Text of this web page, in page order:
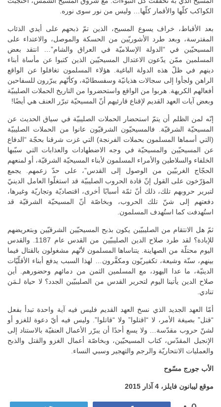
الكواكب كلّها والأقمار كلّها… وليس من نور سوى نوره.
بعد الأقباط، خراف يسوع المسيح، الذين تمّ ذبحهم على أيدي الذئاب
المفترسة، وبعد طرد الأشوريّين من الحسكة والموصل، والاعتداء على
المسيحيّين في “الدولة الإسلاميّة في العراق والشام”… انتقد بعض
المسلمين ممّن يدّعون الاعتدال المسيحيّين الذين كتبوا عن مأساة أبناء
دينهم في ظلّ هذه الدولة الباغية. هؤلاء المسلمون تغافلوا عن الواقع
الراهن ولجأوا إلى سجالات هذيانيّة وسفسطائيّة، وكأنّهم يبرّرون للسفاحين
أفعالهم الكريهة. هربوا من الواقع واستحضروا من التاريخ الحملات الصليبيّة
وبعض آيات العهد القديم لإقناع قارئيهم أنّ المسيحيّة تبرّر العنف هي أيضًا!
إنّه لمن الظلم أن يتمّ استحضار الحملات الصليبيّة في سياق الحديث عن
المسيحيّة الشرقيّة. فالمسيحيّون الشرقيّون عانوا من الحملات الصليبيّة
(التي أسماها المسلمون بحملات الفرنجة) التي غزت شرقنا بحجّة “الدفاع
عن المسيحيّين والمسيحيّة في وجه الاضطهادات والعذابات التي سبّبها
الخلفاء والسلاطين والأمراء المسلمون لأبناء المسيحيّة الشرقيّة، أو لمنعهم
الحجّاج الغربيّين من الوصول إلى القدس”، على حدّ زعمهم. يجمع
المؤرّخون على القول إنّ قادة الحروب الصليبيّة قد استغلّوا العامل الدينيّ
لتبرير حروبهم تلك، ذلك أنّ ثمّة أسبابًا أخرى، اقتصاديّة وتجاريّة وغيرها،
دفعتهم إلى شنّ تلك الحروب، وبخاصّة أنّ المسيحيّة الشرقيّة قد
استُهدفت كما استُهدف المسلمون.
ثمّ هل الانتقام من الصليبيّين يكون بذبح المسيحيّين الشرقيّين وبتعريضهم
للإبادة؟ لقد طرد صلاح الدين الصليبيّين من القدس عام 1187. والقدس
اليوم محتلّة من الصهاينة. يتناساها المسلمون لأنّهم مشغولون بالقتال فيما
بينهم، سنّة وشيعة، تكفيريّون ومكفَّرون… لهذا السبب يدفع أبناء الأقلّيّات
الدينيّة، ما عدا اليهود، مع المسلمين الثمن من دمائهم وحضورهم. أين
صلاح الدين يأتينا اليوم لتحرير القدس من الصليبيّين الجدد؟ لا حياة لـمَن
تنادي.
أمّا العهد الجديد الذي نسخ العهد القديم فليس فيه آية واحدة تبدأ بفعل
“قتل” بصيغة الأمر، لا “اقتلوا” ولا “قاتلوا”. وليس فيه أيّ دعوة للغزو أو
لشنّ حروب مقدّسة… ولا يسع أحدًا أن يبرّر الأعمال العنفيّة بالاستناد إلى
الإنجيل المقدّس، كتاب المسيحيّين، وبخاصّة أعمال الغزو والقتل والذبح
والعمليات الانتحاريّة والرجم والتهجير وسبي النساء.
الأب جورج مسّوح
موقع ليبانون فايلز، 4 آذار 2015